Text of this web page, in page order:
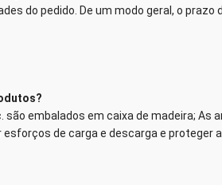
do pedido. De um modo geral, o prazo
são embalados em caixa de madeira; As
esforços de carga e descarga e proteger